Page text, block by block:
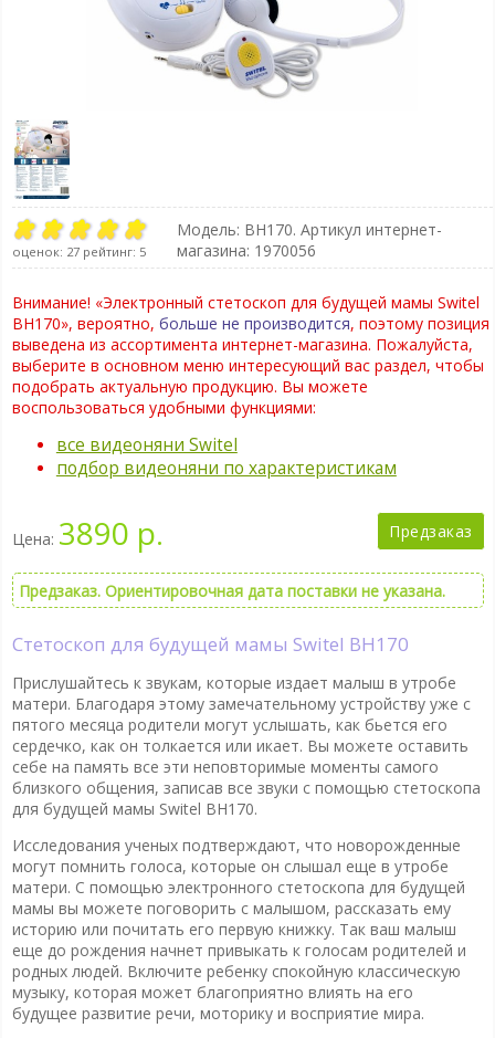
оценок: 27рейтинг: 5
Модель: BH170. Артикул интернет-
магазина: 1970056
Внимание! «Электронный стетоскоп для будущей мамы Switel
BH170», вероятно, больше не производится, поэтому позиция
выведена из ассортимента интернет-магазина. Пожалуйста,
выберите в основном меню интересующий вас раздел, чтобы
подобрать актуальную продукцию. Вы можете
воспользоваться удобными функциями:
все видеоняни Switel
подбор видеоняни по характеристикам
Цена: 3890 р. Предзаказ
Предзаказ. Ориентировочная дата поставки не указана.
Стетоскоп для будущей мамы Switel BH170
Прислушайтесь к звукам, которые издает малыш в утробе
матери. Благодаря этому замечательному устройству уже с
пятого месяца родители могут услышать, как бьется его
сердечко, как он толкается или икает. Вы можете оставить
себе на память все эти неповторимые моменты самого
близкого общения, записав все звуки с помощью стетоскопа
для будущей мамы Switel BH170.
Исследования ученых подтверждают, что новорожденные
могут помнить голоса, которые он слышал еще в утробе
матери. С помощью электронного стетоскопа для будущей
мамы вы можете поговорить с малышом, рассказать ему
историю или почитать его первую книжку. Так ваш малыш
еще до рождения начнет привыкать к голосам родителей и
родных людей. Включите ребенку спокойную классическую
музыку, которая может благоприятно влиять на его
будущее развитие речи, моторику и восприятие мира.